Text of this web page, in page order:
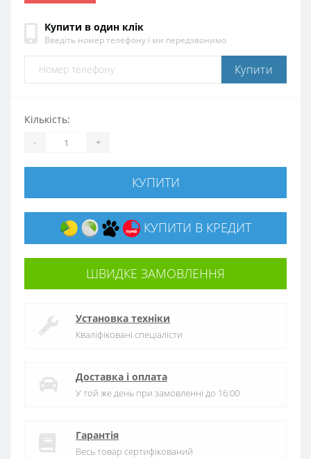
Купити в один клік
Введіть номер телефону і ми передзвонимо
Купити
Кількість:
- +
КУПИТИ
КУПИТИ В КРЕДИТ
ШВИДКЕ ЗАМОВЛЕННЯ
Установка техніки
Кваліфіковані спеціалісти
Доставка і оплата
У той же день при замовленні до 16:00
Гарантія
Весь товар сертифікований